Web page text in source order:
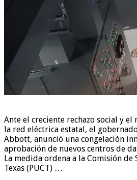
Ante el creciente rechazo social y el
la red eléctrica estatal, el
Abbott, anunció una congelación
aprobación de nuevos centros de
La medida ordena a la Comisión de
Texas (PUCT) …